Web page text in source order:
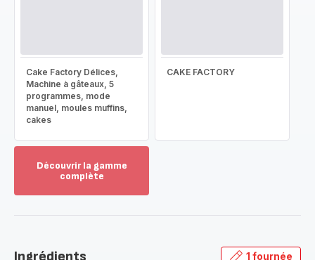
Cake Factory Délices,
Machine à gâteaux, 5
programmes, mode
manuel, moules muffins,
cakes
CAKE FACTORY
Découvrir la gamme
complète
gamme
Ingrédients 1 fournée